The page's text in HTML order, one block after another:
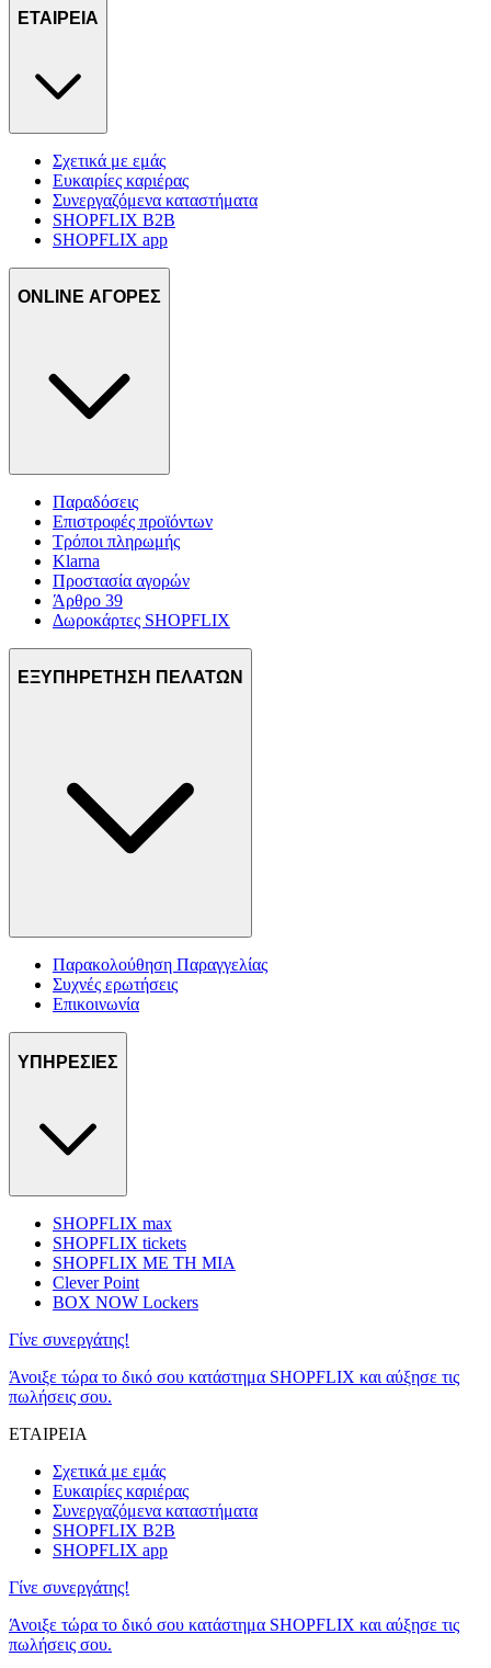
δικτύωσης, διαφημίσεων και ανάλυσης.
ΕΤΑΙΡΕΙΑ
Σχετικά με εμάς
Ευκαιρίες καριέρας
Συνεργαζόμενα καταστήματα
SHOPFLIX B2B
SHOPFLIX app
ONLINE ΑΓΟΡΕΣ
Παραδόσεις
Επιστροφές προϊόντων
Τρόποι πληρωμής
Klarna
Προστασία αγορών
Άρθρο 39
Δωροκάρτες SHOPFLIX
ΕΞΥΠΗΡΕΤΗΣΗ ΠΕΛΑΤΩΝ
Παρακολούθηση Παραγγελίας
Συχνές ερωτήσεις
Επικοινωνία
ΥΠΗΡΕΣΙΕΣ
SHOPFLIX max
SHOPFLIX tickets
SHOPFLIX ΜΕ ΤΗ ΜΙΑ
Clever Point
BOX NOW Lockers
Γίνε συνεργάτης!
Άνοιξε τώρα το δικό σου κατάστημα SHOPFLIX και αύξησε τις
πωλήσεις σου.
ΕΤΑΙΡΕΙΑ
Σχετικά με εμάς
Ευκαιρίες καριέρας
Συνεργαζόμενα καταστήματα
SHOPFLIX B2B
SHOPFLIX app
Γίνε συνεργάτης!
Άνοιξε τώρα το δικό σου κατάστημα SHOPFLIX και αύξησε τις
πωλήσεις σου.